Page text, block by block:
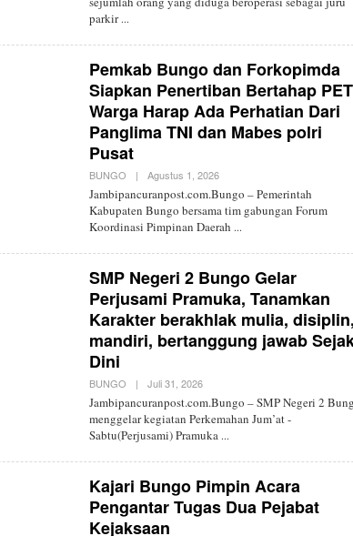
H
D
K
I
J
P
parkir
Pemkab Bungo dan Forkopimda
Siapkan Penertiban Bertahap
Warga Harap Ada Perhatian Dari
Panglima TNI dan Mabes polri
Pusat
BUNGO | Agustus 1, 2026O
E
H
R
D
K
I
J
P
Jambipancuranpost.com.Bungo – Pemerintah
Kabupaten Bungo bersama tim gabungan Forum
Koordinasi Pimpinan Daerah
SMP Negeri 2 Bungo Gelar
Perjusami Pramuka, Tanamkan
Karakter berakhlak mulia, disiplin,
mandiri, bertanggung jawab
Dini
BUNGO | Juli 31, 2026O
E
H
R
D
K
I
Jambipancuranpost.com.Bungo – SMP Negeri 2
menggelar kegiatan Perkemahan Jum’at -
Sabtu(Perjusami) Pramuka
Kajari Bungo Pimpin Acara
Pengantar Tugas Dua Pejabat
Kejaksaan